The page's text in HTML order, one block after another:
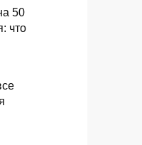
50
что